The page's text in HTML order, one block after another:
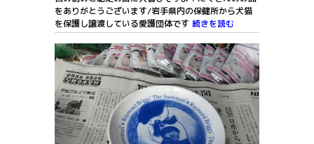
をありがとうございます/岩手県内の保健所から犬猫
を保護し譲渡している愛護団体です 続きを読む